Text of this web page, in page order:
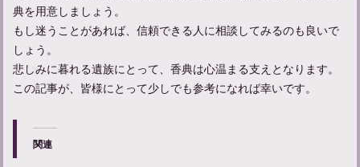
典を用意しましょう。
もし迷うことがあれば、信頼できる人に相談してみるのも良いで
しょう。
悲しみに暮れる遺族にとって、香典は心温まる支えとなります。
この記事が、皆様にとって少しでも参考になれば幸いです。
関連